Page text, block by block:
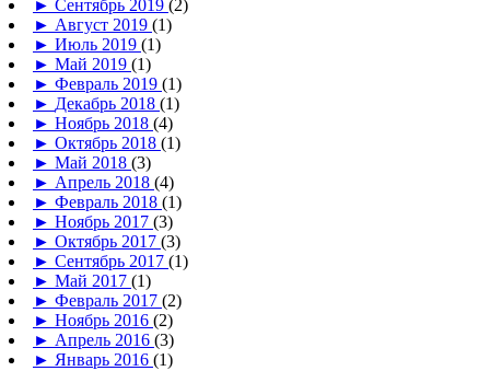
► Сентябрь 2019 (2)
► Август 2019 (1)
► Июль 2019 (1)
► Май 2019 (1)
► Февраль 2019 (1)
► Декабрь 2018 (1)
► Ноябрь 2018 (4)
► Октябрь 2018 (1)
► Май 2018 (3)
► Апрель 2018 (4)
► Февраль 2018 (1)
► Ноябрь 2017 (3)
► Октябрь 2017 (3)
► Сентябрь 2017 (1)
► Май 2017 (1)
► Февраль 2017 (2)
► Ноябрь 2016 (2)
► Апрель 2016 (3)
► Январь 2016 (1)